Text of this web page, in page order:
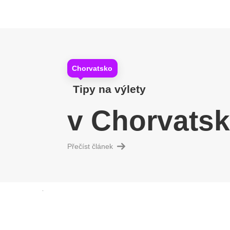
Chorvatsko
Tipy na výlety
v
Přečíst článek